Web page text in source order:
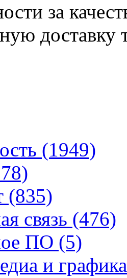
за
доставку
(1949)
(835)
связь (476)
ПО (5)
и